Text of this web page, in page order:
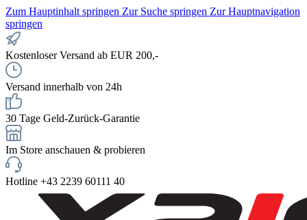
Zum Hauptinhalt springen Zur Suche springen Zur Hauptnavigation
springen
Kostenloser Versand ab EUR 200,-
Versand innerhalb von 24h
30 Tage Geld-Zurück-Garantie
Im Store anschauen & probieren
Hotline +43 2239 60111 40